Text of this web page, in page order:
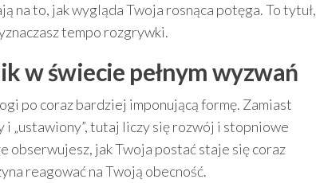
na to, jak wygląda Twoja rosnąca potęga. To tytuł,
tempo rozgrywki.
w świecie pełnym wyzwań
po coraz bardziej imponującą formę. Zamiast
„ustawiony”, tutaj liczy się rozwój i stopniowe
obserwujesz, jak Twoja postać staje się coraz
reagować na Twoją obecność.